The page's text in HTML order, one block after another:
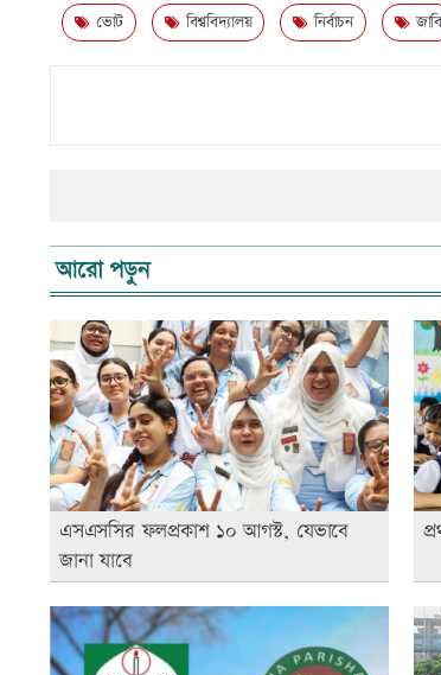
ভোট বিশ্ববিদ্যালয় নির্বাচন জাবি
আরো পড়ুন
এসএসসির ফলপ্রকাশ ১০ আগস্ট, যেভাবে
জানা যাবে